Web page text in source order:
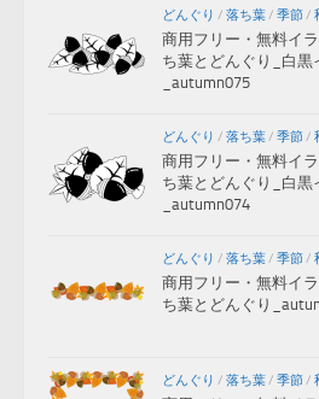
どんぐり / 落ち葉/ 季節/
商用フリー・無料イ
ち葉とどんぐり_白黒
_autumn075
どんぐり / 落ち葉/ 季節/
商用フリー・無料イ
ち葉とどんぐり_白黒
_autumn074
どんぐり / 落ち葉/ 季節/
商用フリー・無料イ
ち葉とどんぐり
どんぐり / 落ち葉/ 季節/